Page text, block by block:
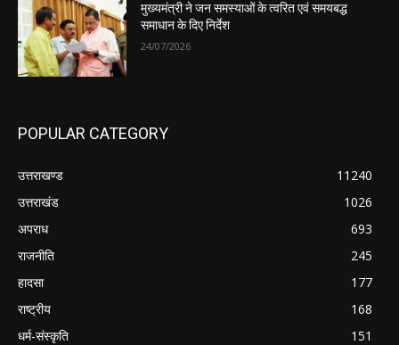
मुख्यमंत्री ने जन समस्याओं के त्वरित एवं समयबद्ध
समाधान के दिए निर्देश
24/07/2026
POPULAR CATEGORY
उत्तराखण्ड
11240
उत्तराखंड
1026
अपराध
693
राजनीति
245
हादसा
177
राष्ट्रीय
168
धर्म-संस्कृति
151